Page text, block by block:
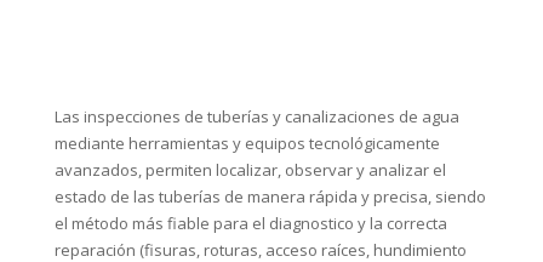
Las inspecciones de tuberías y canalizaciones de agua
mediante herramientas y equipos tecnológicamente
avanzados, permiten localizar, observar y analizar el
estado de las tuberías de manera rápida y precisa, siendo
el método más fiable para el diagnostico y la correcta
reparación (fisuras, roturas, acceso raíces, hundimiento